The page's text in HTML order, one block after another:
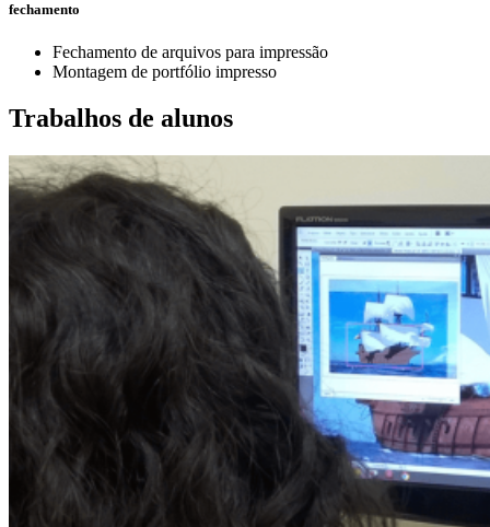
fechamento
Fechamento de arquivos para impressão
Montagem de portfólio impresso
Trabalhos de alunos